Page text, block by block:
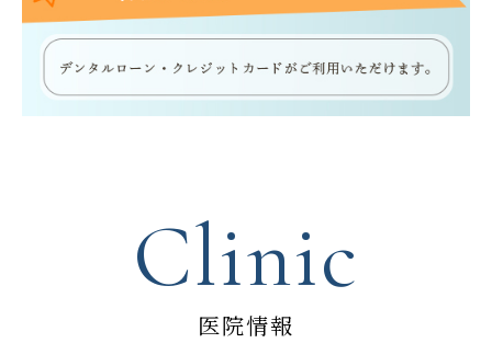
Clinic
医院情報